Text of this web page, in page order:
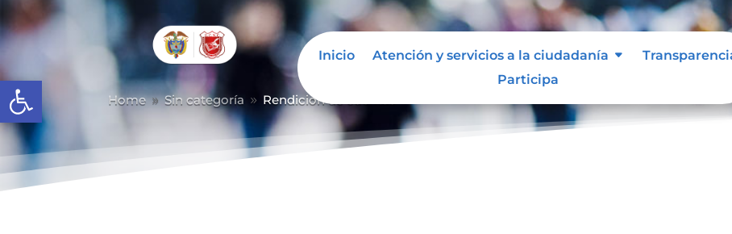
Abrir barra de herramientas
Inicio Atención y servicios a la ciudadanía
Participa
Home 9 Sin categoría 9 Rendición de cuentas